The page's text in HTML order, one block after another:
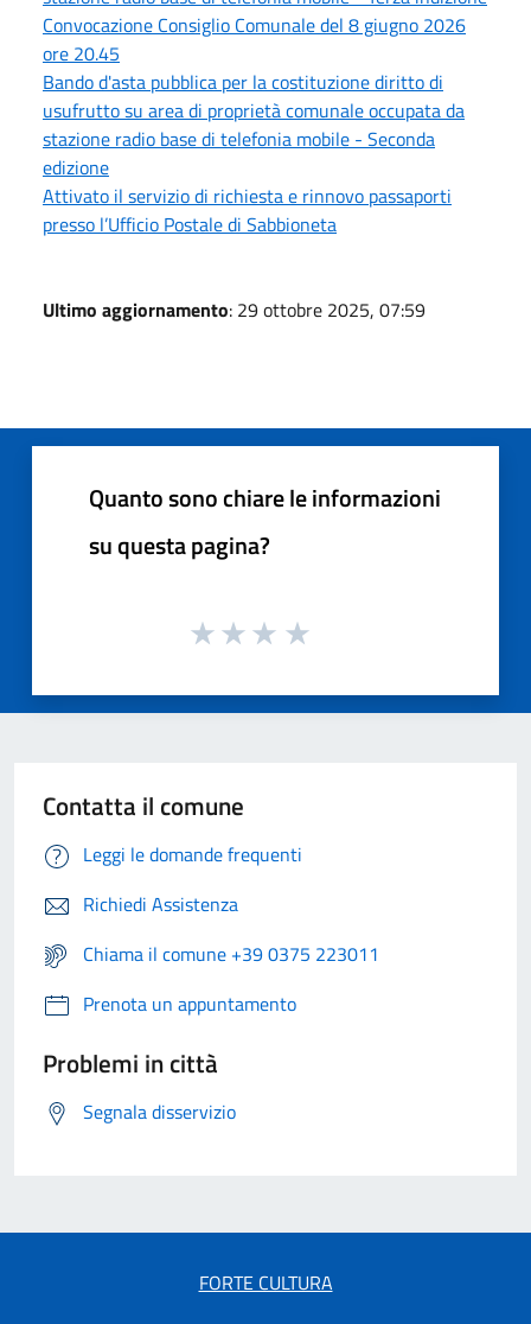
Convocazione Consiglio Comunale del 8 giugno 2026
ore 20.45
Bando d'asta pubblica per la costituzione diritto di
usufrutto su area di proprietà comunale occupata da
stazione radio base di telefonia mobile - Seconda
edizione
Attivato il servizio di richiesta e rinnovo passaporti
presso l’Ufficio Postale di Sabbioneta
Ultimo aggiornamento: 29 ottobre 2025, 07:59
Quanto sono chiare le informazioni
su questa pagina?
Contatta il comune
Leggi le domande frequenti
Richiedi Assistenza
Chiama il comune +39 0375 223011
Prenota un appuntamento
Problemi in città
Segnala disservizio
FORTE CULTURA